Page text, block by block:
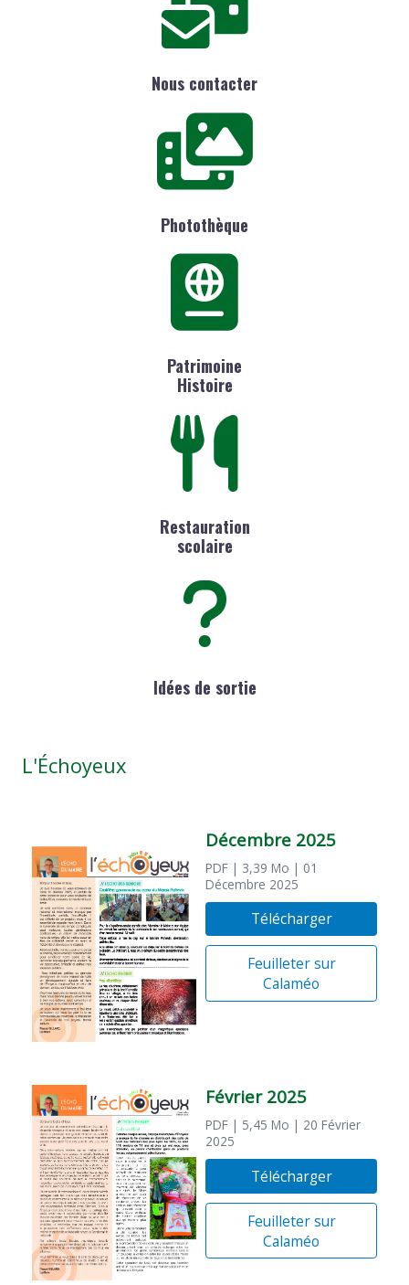
Nous contacter
Photothèque
Patrimoine
Histoire
Restauration
scolaire
Idées de sortie
L'Échoyeux
Décembre 2025
PDF | 3,39 Mo | 01
Décembre 2025
Télécharger
Feuilleter sur
Calaméo
Février 2025
PDF | 5,45 Mo | 20 Février
2025
Télécharger
Feuilleter sur
Calaméo